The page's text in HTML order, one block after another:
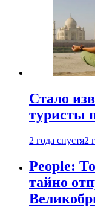
Стало
туристы
2 года спустя2
People:
тайно